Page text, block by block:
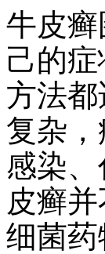
牛皮
己的
方法
复杂
感染
皮癣
细菌药